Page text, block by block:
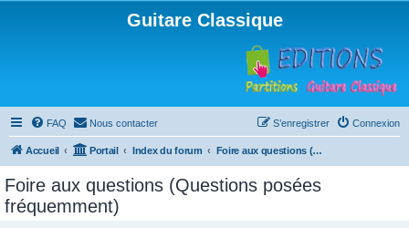
Guitare Classique
FAQ Nous contacter Connexion
S’enregistrer
Accueil Portail Index du forum Foire aux questions (Questions posées fréquemment)
Foire aux questions (Questions posées
fréquemment)